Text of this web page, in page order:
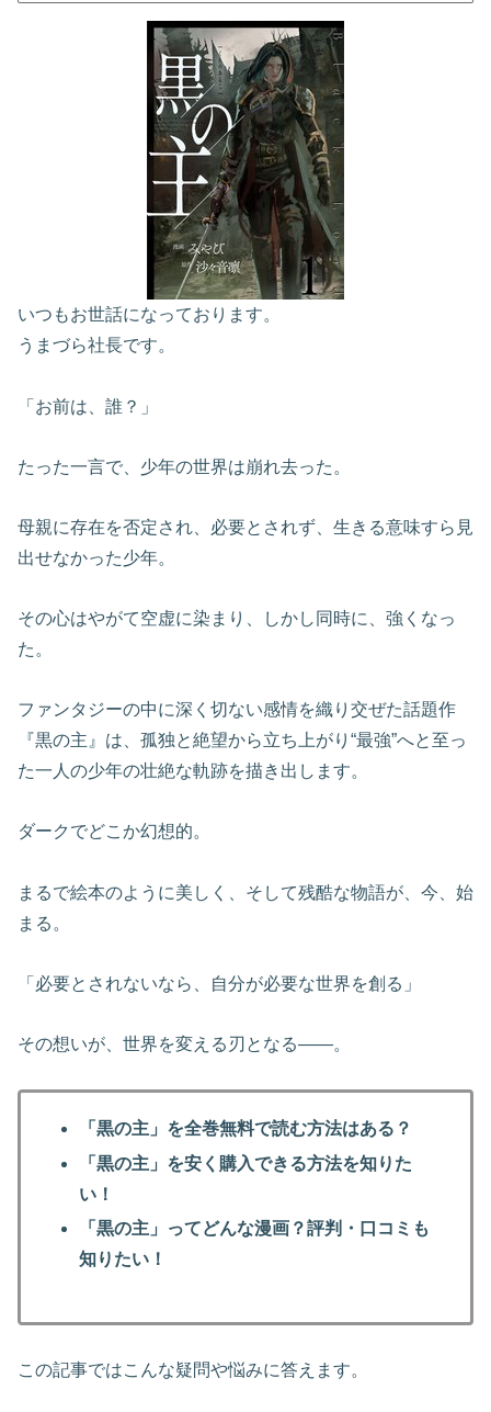
いつもお世話になっております。
うまづら社長です。
「お前は、誰？」
たった一言で、少年の世界は崩れ去った。
母親に存在を否定され、必要とされず、生きる意味すら見
出せなかった少年。
その心はやがて空虚に染まり、しかし同時に、強くなっ
た。
ファンタジーの中に深く切ない感情を織り交ぜた話題作
『黒の主』は、孤独と絶望から立ち上がり“最強”へと至っ
た一人の少年の壮絶な軌跡を描き出します。
ダークでどこか幻想的。
まるで絵本のように美しく、そして残酷な物語が、今、始
まる。
「必要とされないなら、自分が必要な世界を創る」
その想いが、世界を変える刃となる――。
「黒の主」を全巻無料で読む方法はある？
「黒の主」を安く購入できる方法を知りた
い！
「黒の主」ってどんな漫画？評判・口コミも
知りたい！
この記事ではこんな疑問や悩みに答えます。